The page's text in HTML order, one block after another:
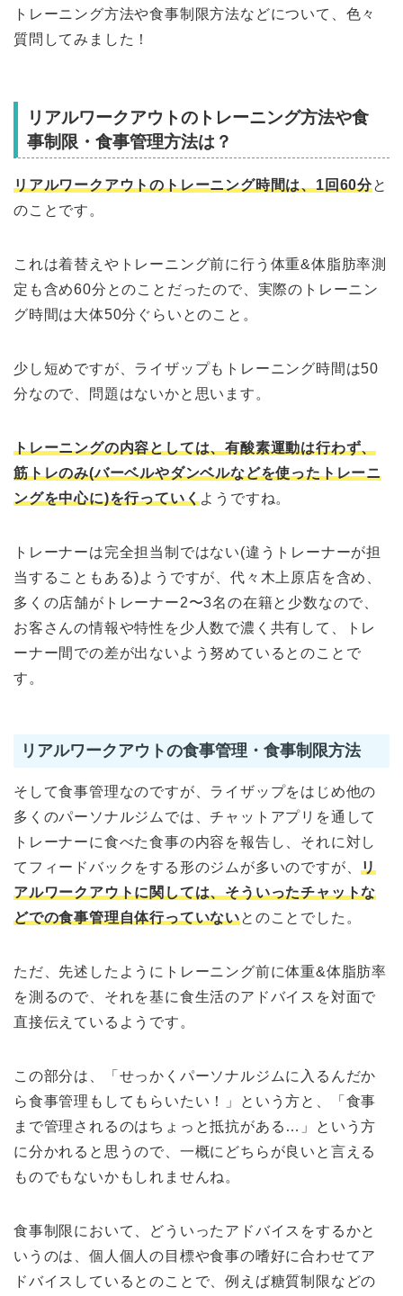
トレーニング方法や食事制限方法などについて、色々
質問してみました！
リアルワークアウトのトレーニング方法や食
事制限・食事管理方法は？
リアルワークアウトのトレーニング時間は、1回60分と
のことです。
これは着替えやトレーニング前に行う体重&体脂肪率測
定も含め60分とのことだったので、実際のトレーニン
グ時間は大体50分ぐらいとのこと。
少し短めですが、ライザップもトレーニング時間は50
分なので、問題はないかと思います。
トレーニングの内容としては、有酸素運動は行わず、
筋トレのみ(バーベルやダンベルなどを使ったトレーニ
ングを中心に)を行っていくようですね。
トレーナーは完全担当制ではない(違うトレーナーが担
当することもある)ようですが、代々木上原店を含め、
多くの店舗がトレーナー2〜3名の在籍と少数なので、
お客さんの情報や特性を少人数で濃く共有して、トレ
ーナー間での差が出ないよう努めているとのことで
す。
リアルワークアウトの食事管理・食事制限方法
そして食事管理なのですが、ライザップをはじめ他の
多くのパーソナルジムでは、チャットアプリを通して
トレーナーに食べた食事の内容を報告し、それに対し
てフィードバックをする形のジムが多いのですが、リ
アルワークアウトに関しては、そういったチャットな
どでの食事管理自体行っていないとのことでした。
ただ、先述したようにトレーニング前に体重&体脂肪率
を測るので、それを基に食生活のアドバイスを対面で
直接伝えているようです。
この部分は、「せっかくパーソナルジムに入るんだか
ら食事管理もしてもらいたい！」という方と、「食事
まで管理されるのはちょっと抵抗がある…」という方
に分かれると思うので、一概にどちらが良いと言える
ものでもないかもしれませんね。
食事制限において、どういったアドバイスをするかと
いうのは、個人個人の目標や食事の嗜好に合わせてア
ドバイスしているとのことで、例えば糖質制限などの